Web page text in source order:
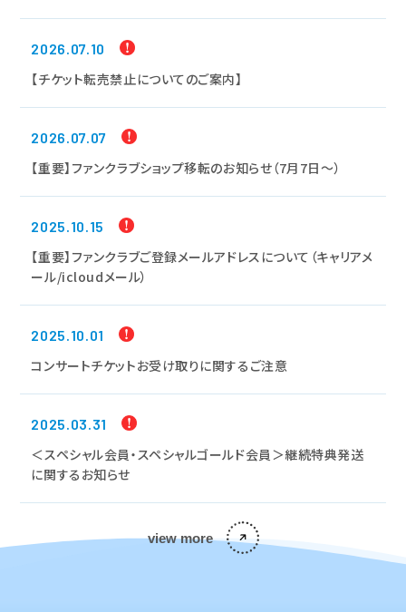
2026.07.10
【チケット転売禁止についてのご案内】
2026.07.07
【重要】ファンクラブショップ移転のお知らせ（7月7日～）
2025.10.15
【重要】ファンクラブご登録メールアドレスについて（キャリアメ
ール/icloudメール）
2025.10.01
コンサートチケットお受け取りに関するご注意
2025.03.31
＜スペシャル会員・スペシャルゴールド会員＞継続特典発送
に関するお知らせ
view more